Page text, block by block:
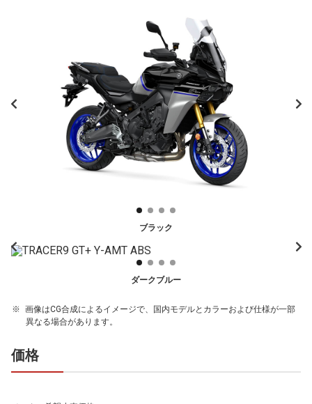
ブラック
ダークブルー
画像はCG合成によるイメージで、国内モデルとカラーおよび仕様が一部
異なる場合があります。
価格